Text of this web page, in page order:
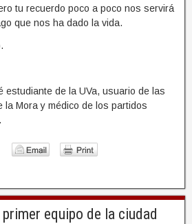
tu recuerdo poco a poco nos servirá
que nos ha dado la vida.
estudiante de la UVa, usuario de las
la Mora y médico de los partidos
equipo de la ciudad